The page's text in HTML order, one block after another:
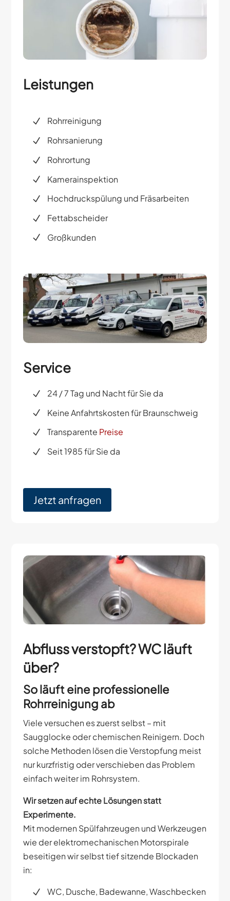
Leistungen
Rohrreinigung
Rohrsanierung
Rohrortung
Kamerainspektion
Hochdruckspülung und Fräsarbeiten
Fettabscheider
Großkunden
Service
24 / 7 Tag und Nacht für Sie da
Keine Anfahrtskosten für Braunschweig
Transparente Preise
Seit 1985 für Sie da
Jetzt anfragen
Abfluss verstopft? WC läuft
über?
So läuft eine professionelle
Rohrreinigung ab
Viele versuchen es zuerst selbst – mit
Saugglocke oder chemischen Reinigern. Doch
solche Methoden lösen die Verstopfung meist
nur kurzfristig oder verschieben das Problem
einfach weiter im Rohrsystem.
Wir setzen auf echte Lösungen statt
Experimente.
Mit modernen Spülfahrzeugen und Werkzeugen
wie der elektromechanischen Motorspirale
beseitigen wir selbst tief sitzende Blockaden
in:
WC, Dusche, Badewanne, Waschbecken